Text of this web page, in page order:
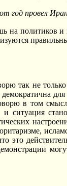
год провел
на политиков
так не
в том
ситуация
это